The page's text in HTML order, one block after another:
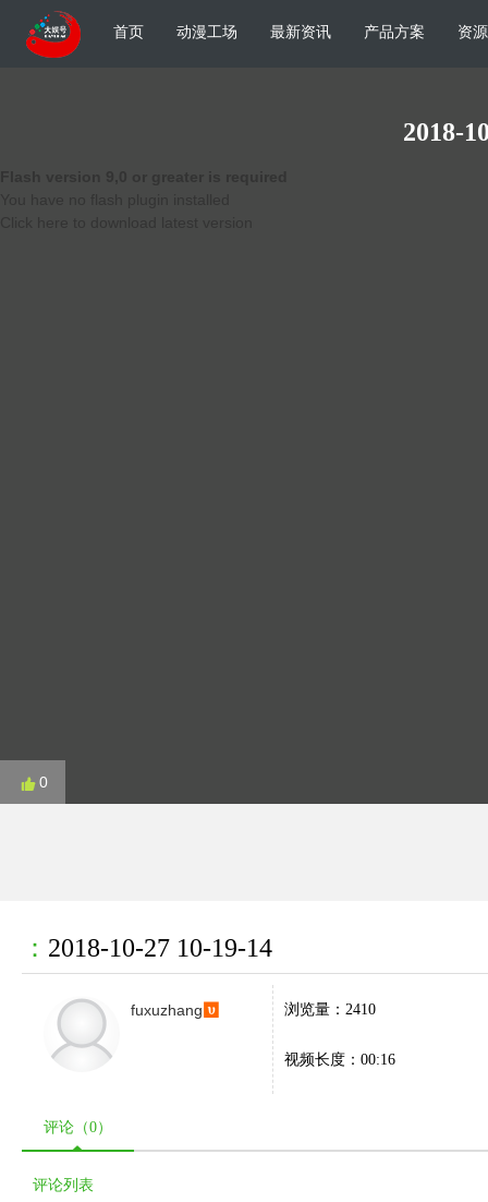
首页 动漫工场 最新资讯 产品方案 资
2018-
0
： 2018-10-27 10-19-14
fuxuzhang 浏览量：2410
视频长度：00:16
评论（0）
评论列表